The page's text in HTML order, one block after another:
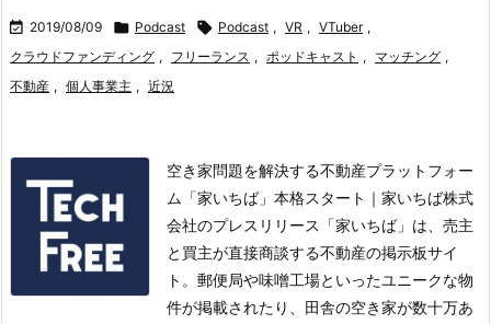
 2019/08/09  Podcast  Podcast , VR , VTuber ,
クラウドファンディング , フリーランス , ポッドキャスト , マッチング ,
不動産 , 個人事業主 , 近況
空き家問題を解決する不動産プラットフォー
ム「家いちば」本格スタート｜家いちば株式
会社のプレスリリース「家いちば」は、売主
と買主が直接商談する不動産の掲示板サイ
ト。 郵便局や味噌工場といったユニークな物
件が掲載されたり、田舎の空き家が数十万あ